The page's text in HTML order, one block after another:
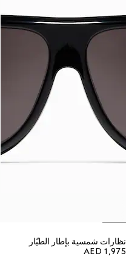
نظارات شمسية بإطار الطيّار
AED 1,975